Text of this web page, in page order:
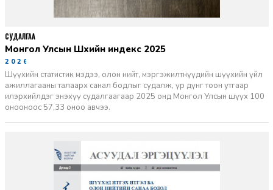
Монгол Улсын Шүүхийн индекс 2025
2026-06-11
Шүүхийн статистик мэдээ, олон нийт, мэргэжилтнүүдийн шүүхийн үйл
ажиллагааны талаарх санал бодлыг судалж, үр дүнг тоон утгаар
илэрхийлдэг энэхүү судалгаагаар 2025 онд Монгол Улсын шүүх 100
онооноос 57,33 оноо авчээ.
СУДАЛГАА